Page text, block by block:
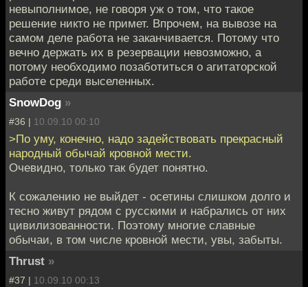
невыполнимое, не говоря уж о том, что такое
решение никто не примет. Впрочем, на вывозе на
самом деле работа не заканчивается. Потому что
вечно держать их в резервации невозможно, а
потому необходимо позаботиться о агитаторской
работе среди выселенных.
SnowDog »
#36 | 10.09.10 00:10
>По уму, конечно, надо задействовать прекрасный
народный обычай кровной мести.
Очевидно, только так будет понятно.
К сожалению не выйдет - осетины слишком долго и
тесно живут рядом с русскими и набрались от них
цивилизованности. Поэтому многие славные
обычаи, в том числе кровной мести, увы, забыты.
Thrust »
#37 | 10.09.10 00:13